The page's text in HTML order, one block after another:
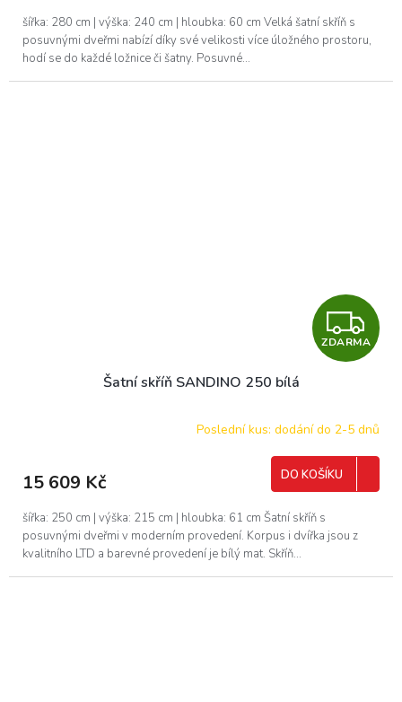
šířka: 280 cm | výška: 240 cm | hloubka: 60 cm Velká šatní skříň s
posuvnými dveřmi nabízí díky své velikosti více úložného prostoru,
hodí se do každé ložnice či šatny. Posuvné...
Z
D
R
ZDARMA
Šatní skříň SANDINO 250 bílá
Poslední kus: dodání do 2-5 dnů
15 609 Kč DO KOŠÍKU
šířka: 250 cm | výška: 215 cm | hloubka: 61 cm Šatní skříň s
posuvnými dveřmi v moderním provedení. Korpus i dvířka jsou z
kvalitního LTD a barevné provedení je bílý mat. Skříň...